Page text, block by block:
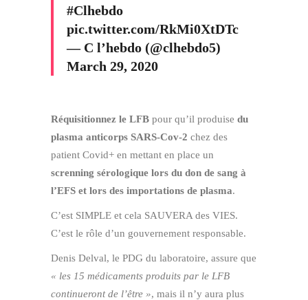
#Clhebdo
pic.twitter.com/RkMi0XtDTc
— C l’hebdo (@clhebdo5)
March 29, 2020
Réquisitionnez le LFB pour qu’il produise du
plasma anticorps SARS-Cov-2 chez des
patient Covid+ en mettant en place un
screnning sérologique lors du don de sang à
l’EFS et lors des importations de plasma.
C’est SIMPLE et cela SAUVERA des VIES.
C’est le rôle d’un gouvernement responsable.
Denis Delval, le PDG du laboratoire, assure que
« les 15 médicaments produits par le LFB
continueront de l’être », mais il n’y aura plus